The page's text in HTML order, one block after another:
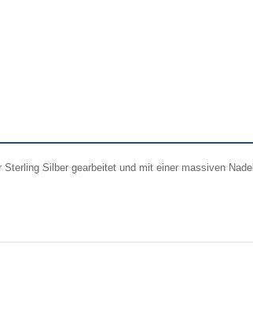
Silber gearbeitet und mit einer massiven Nadel